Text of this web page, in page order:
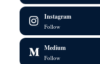
Instagram
Follow
Medium
Follow